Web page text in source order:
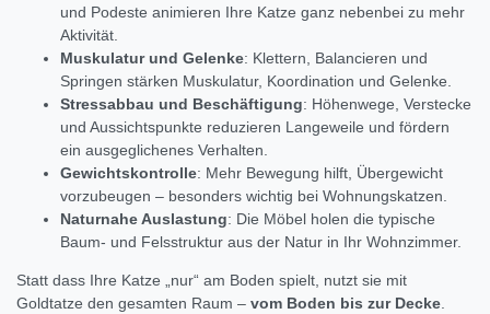
und Podeste animieren Ihre Katze ganz nebenbei zu mehr
Aktivität.
Muskulatur und Gelenke: Klettern, Balancieren und
Springen stärken Muskulatur, Koordination und Gelenke.
Stressabbau und Beschäftigung: Höhenwege, Verstecke
und Aussichtspunkte reduzieren Langeweile und fördern
ein ausgeglichenes Verhalten.
Gewichtskontrolle: Mehr Bewegung hilft, Übergewicht
vorzubeugen – besonders wichtig bei Wohnungskatzen.
Naturnahe Auslastung: Die Möbel holen die typische
Baum- und Felsstruktur aus der Natur in Ihr Wohnzimmer.
Statt dass Ihre Katze „nur“ am Boden spielt, nutzt sie mit
Goldtatze den gesamten Raum – vom Boden bis zur Decke.